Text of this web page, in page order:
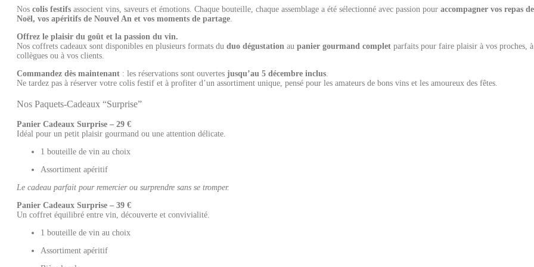
Nos colis festifs associent vins, saveurs et émotions. Chaque bouteille, chaque assemblage a été sélectionné avec passion pour accompagner vos repas de
Noël, vos apéritifs de Nouvel An et vos moments de partage.
Offrez le plaisir du goût et la passion du vin.
Nos coffrets cadeaux sont disponibles en plusieurs formats du duo dégustation au panier gourmand complet parfaits pour faire plaisir à vos proches,
collègues ou à vos clients.
Commandez dès maintenant : les réservations sont ouvertes jusqu’au 5 décembre inclus.
Ne tardez pas à réserver votre colis festif et à profiter d’un assortiment unique, pensé pour les amateurs de bons vins et les amoureux des fêtes.
Nos Paquets-Cadeaux “Surprise”
Panier Cadeaux Surprise – 29 €
Idéal pour un petit plaisir gourmand ou une attention délicate.
1 bouteille de vin au choix
Assortiment apéritif
Le cadeau parfait pour remercier ou surprendre sans se tromper.
Panier Cadeaux Surprise – 39 €
Un coffret équilibré entre vin, découverte et convivialité.
1 bouteille de vin au choix
Assortiment apéritif